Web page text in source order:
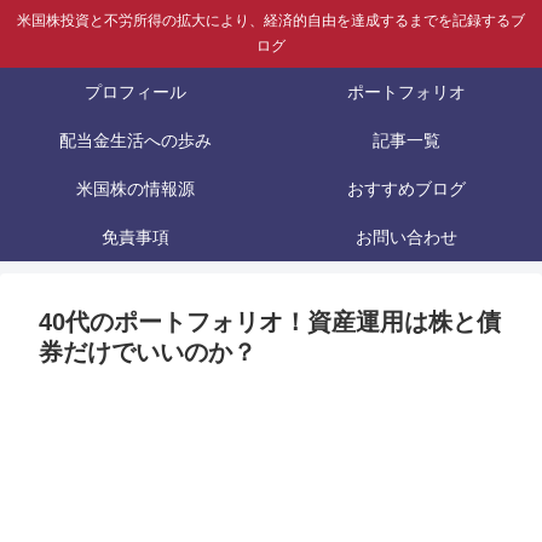
米国株投資と不労所得の拡大により、経済的自由を達成するまでを記録するブ
ログ
プロフィール ポートフォリオ
配当金生活への歩み 記事一覧
米国株の情報源 おすすめブログ
免責事項 お問い合わせ
40代のポートフォリオ！資産運用は株と債
券だけでいいのか？